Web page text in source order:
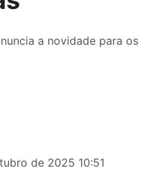
a novidade para os
de 2025 10:51